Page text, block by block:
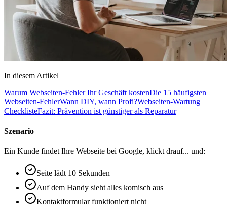
In diesem Artikel
Warum Webseiten-Fehler Ihr Geschäft kostenDie 15 häufigsten
Webseiten-FehlerWann DIY, wann Profi?Webseiten-Wartung
ChecklisteFazit: Prävention ist günstiger als Reparatur
Szenario
Ein Kunde findet Ihre Webseite bei Google, klickt drauf... und:
Seite lädt 10 Sekunden
Auf dem Handy sieht alles komisch aus
Kontaktformular funktioniert nicht